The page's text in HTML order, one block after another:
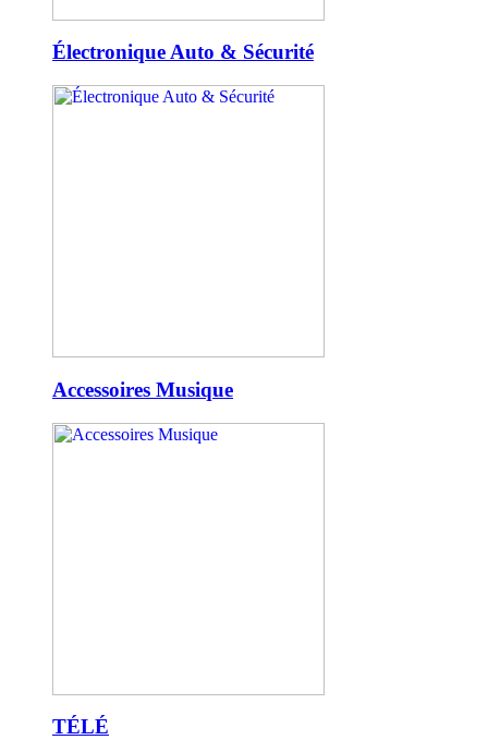
Électronique Auto & Sécurité
Accessoires Musique
TÉLÉ